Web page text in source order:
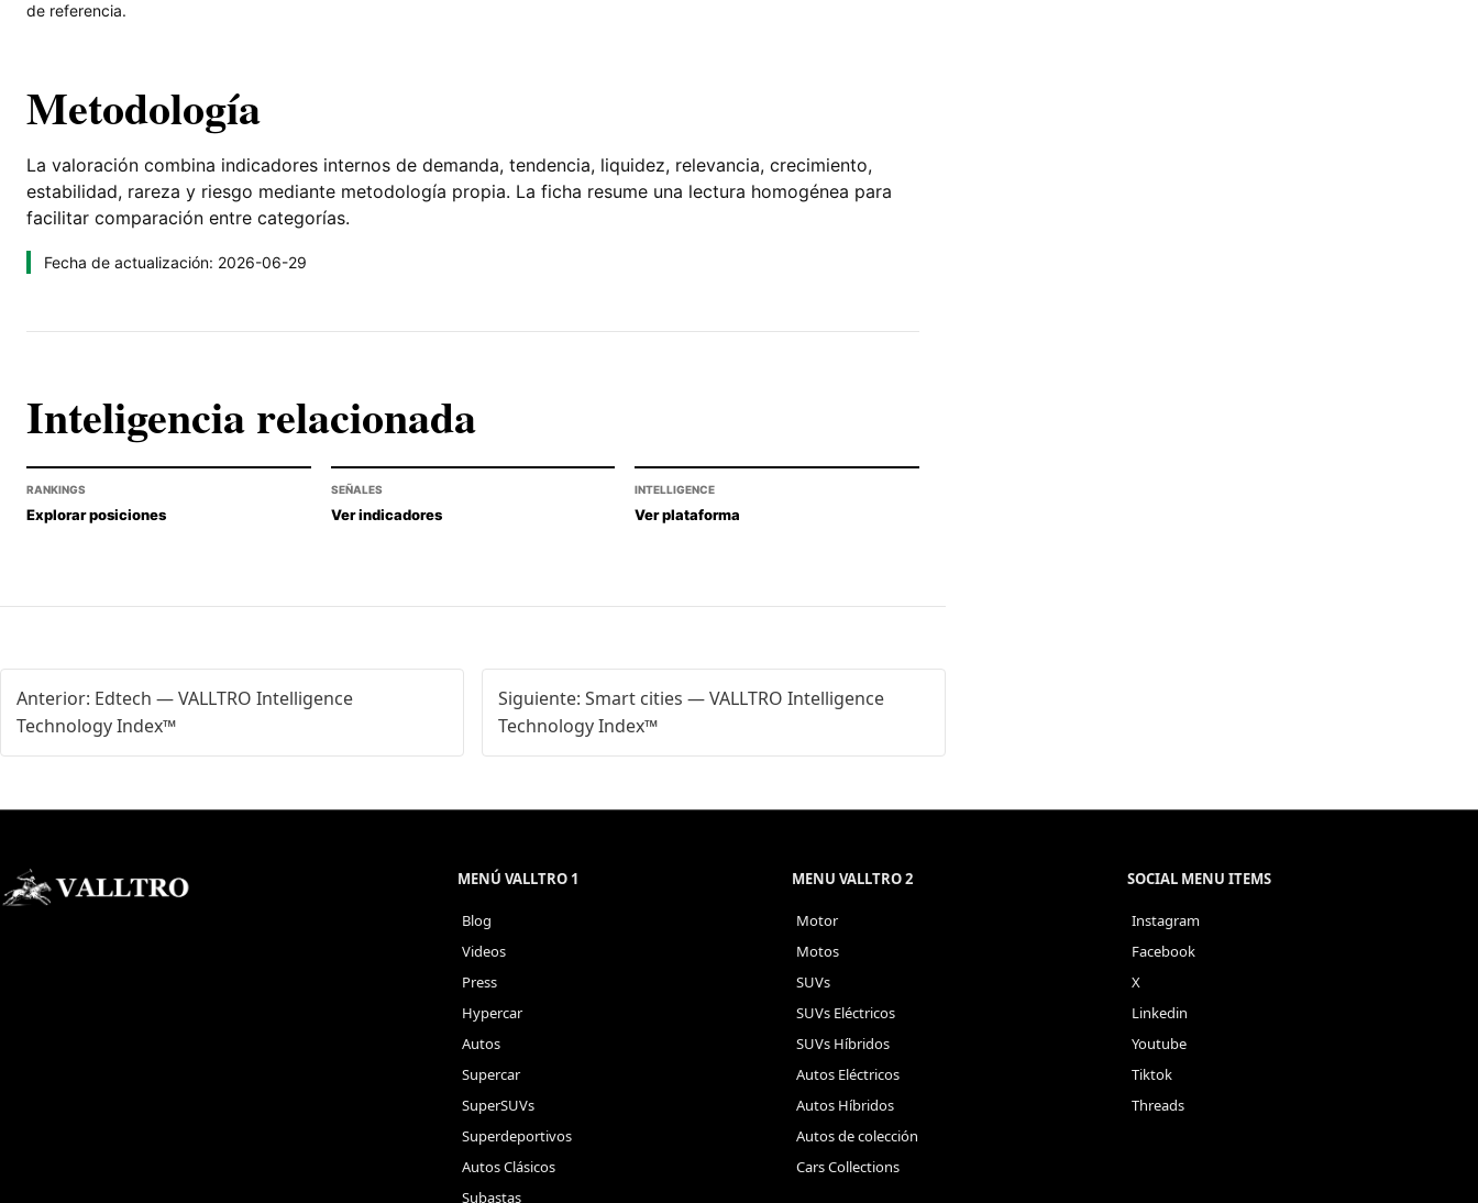
de referencia.
Metodología
La valoración combina indicadores internos de demanda, tendencia, liquidez, relevancia, crecimiento,
estabilidad, rareza y riesgo mediante metodología propia. La ficha resume una lectura homogénea para
facilitar comparación entre categorías.
Fecha de actualización: 2026-06-29
Inteligencia relacionada
RANKINGS
Explorar posiciones
SEÑALES
Ver indicadores
INTELLIGENCE
Ver plataforma
Anterior: Edtech — VALLTRO Intelligence
Technology Index™
Siguiente: Smart cities — VALLTRO Intelligence
Technology Index™
MENÚ VALLTRO 1
Blog
Videos
Press
Hypercar
Autos
Supercar
SuperSUVs
Superdeportivos
Autos Clásicos
Subastas
MENU VALLTRO 2
Motor
Motos
SUVs
SUVs Eléctricos
SUVs Híbridos
Autos Eléctricos
Autos Híbridos
Autos de colección
Cars Collections
SOCIAL MENU ITEMS
Instagram
Facebook
X
Linkedin
Youtube
Tiktok
Threads